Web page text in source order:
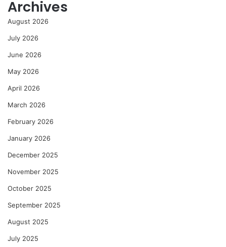
Archives
August 2026
July 2026
June 2026
May 2026
April 2026
March 2026
February 2026
January 2026
December 2025
November 2025
October 2025
September 2025
August 2025
July 2025